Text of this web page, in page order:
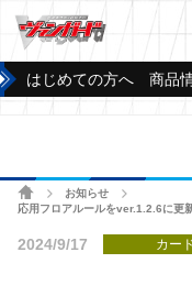
はじめての方へ 商品
ホームお知らせ
応用フロアルールをver.1.2.6に更
2024/9/17 カー